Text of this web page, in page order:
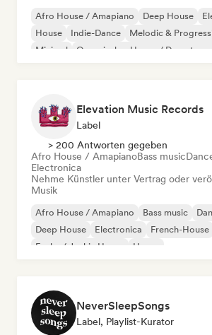
Afro House / Amapiano Deep House
House
Indie-Dance
Melodic &
Minimal
Organischer House / Downtempo
Elevation Music Records
Label
> 200 Antworten gegeben
Afro House / AmapianoBass music
Electronica
Nehme Künstler unter Vertrag oder
Musik
Afro House / Amapiano Bass music
Deep House
Electronica
French-House
Funky / Jackin House
House
NeverSleepSongs
Label, Playlist-Kurator